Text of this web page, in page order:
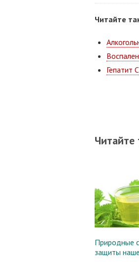
Читайте
Гепатит С
Читайте
Природные
защиты